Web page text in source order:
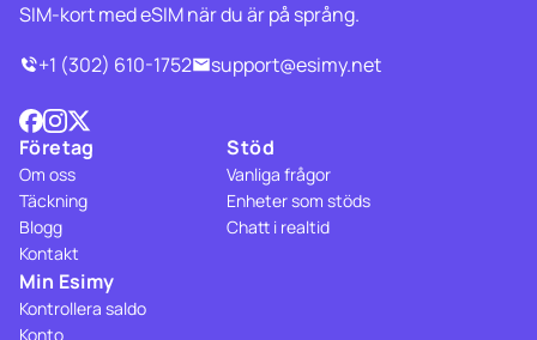
SIM-kort med eSIM när du är på språng.
+1 (302) 610-1752
support@esimy.net
Företag
Om oss
Täckning
Blogg
Kontakt
Stöd
Vanliga frågor
Enheter som stöds
Chatt i realtid
Min Esimy
Kontrollera saldo
Konto